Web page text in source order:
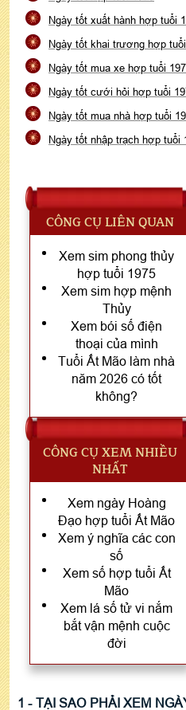
Ngày tốt xuất hành hợp tuổi
Ngày tốt khai trương hợp
Ngày tốt mua xe hợp tuổi
Ngày tốt cưới hỏi hợp tuổi
Ngày tốt mua nhà hợp tuổi
Ngày tốt nhập trạch hợp tuổi
CÔNG CỤ LIÊN QUAN
Xem sim phong thủy
hợp tuổi 1975
Xem sim hợp mệnh
Thủy
Xem bói số điện
thoại của mình
Tuổi Ất Mão làm nhà
năm 2026 có tốt
không?
CÔNG CỤ XEM NHIỀU
NHẤT
Xem ngày Hoàng
Đạo hợp tuổi Ất Mão
Xem ý nghĩa các con
số
Xem số hợp tuổi Ất
Mão
Xem lá số tử vi nắm
bắt vận mệnh cuộc
đời
1 - TẠI SAO PHẢI XEM